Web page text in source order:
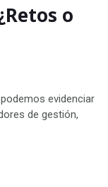
o
evidenciar
de gestión,